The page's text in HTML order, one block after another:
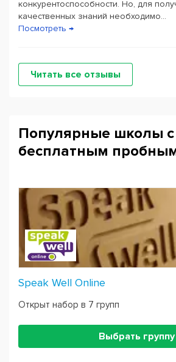
конкурентоспособности. Но, для
качественных знаний необходимо...
Посмотреть →
Читать все отзывы
Популярные школы с
бесплатным
Speak Well Online
Открыт набор в 7 групп
Выбрать группу